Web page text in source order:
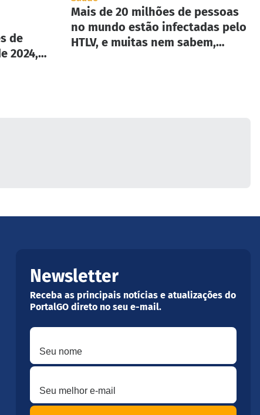
de
2024,
Mais de 20 milhões de pessoas
no mundo estão infectadas pelo
HTLV, e muitas nem sabem,
Newsletter
Receba as principais notícias e atualizações do
PortalGO direto no seu e-mail.
Seu nome
Seu melhor e-mail